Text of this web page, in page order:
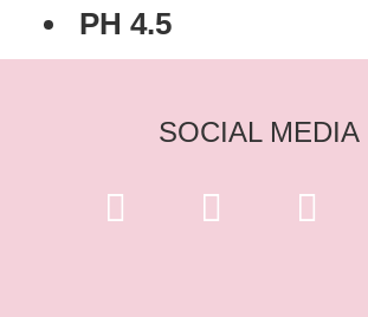
PH 4.5
SOCIAL MEDIA